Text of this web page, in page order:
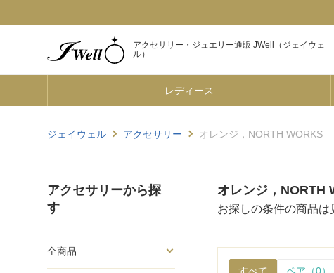
アクセサリー・ジュエリー通販 JWell（ジェイウェ
ル）
レディース
ジェイウェル アクセサリー オレンジ，NORTH WORKS
アクセサリーから探
す
全商品
オレンジ，NORTH
お探しの条件の商品